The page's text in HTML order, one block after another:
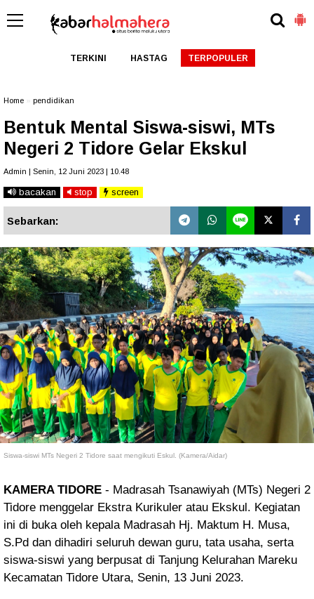
TERKINI HASTAG TERPOPULER
Home pendidikan
Bentuk Mental Siswa-siswi, MTs
Negeri 2 Tidore Gelar Ekskul
Admin | Senin, 12 Juni 2023 | 10.48
bacakan stop screen
Sebarkan:
Siswa-siswi MTs Negeri 2 Tidore saat mengikuti Eskul. (Kamera/Aidar)
KAMERA TIDORE - Madrasah Tsanawiyah (MTs) Negeri 2
Tidore menggelar Ekstra Kurikuler atau Ekskul. Kegiatan
ini di buka oleh kepala Madrasah Hj. Maktum H. Musa,
S.Pd dan dihadiri seluruh dewan guru, tata usaha, serta
siswa-siswi yang berpusat di Tanjung Kelurahan Mareku
Kecamatan Tidore Utara, Senin, 13 Juni 2023.